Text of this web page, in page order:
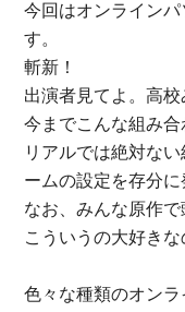
今回はオンライン
す。
斬新！
出演者見てよ。高
今までこんな組み合
リアルでは絶対な
ームの設定を存分に
なお、みんな原作で
こういうの大好き
色々な種類のオン